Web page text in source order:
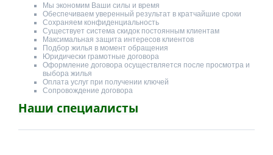
Мы экономим Ваши силы и время
Обеспечиваем уверенный результат в кратчайшие сроки
Сохраняем конфиденциальность
Существует система скидок постоянным клиентам
Максимальная защита интересов клиентов
Подбор жилья в момент обращения
Юридически грамотные договора
Оформление договора осуществляется после просмотра и
выбора жилья
Оплата услуг при получении ключей
Сопровождение договора
Наши специалисты